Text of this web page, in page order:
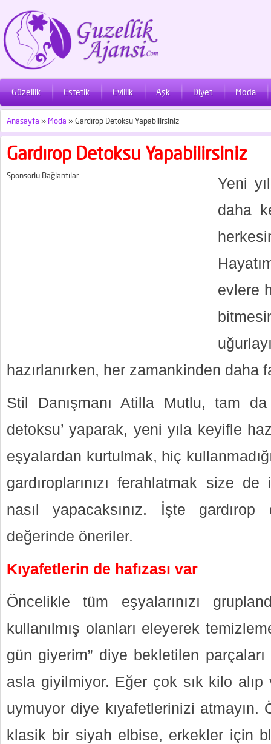
Güzellik Estetik Evlilik Aşk Diyet Moda
Anasayfa » Moda »Gardırop Detoksu Yapabilirsiniz
Gardırop Detoksu Yapabilirsiniz
Sponsorlu Bağlantılar
Yeni
daha
evlere
hazırlanırken, her zamankinden daha
Stil Danışmanı Atilla Mutlu, tam da
detoksu’ yaparak, yeni yıla keyifle
eşyalardan kurtulmak, hiç
gardıroplarınızı ferahlatmak size
nasıl yapacaksınız. İşte
değerinde öneriler.
Kıyafetlerin de hafızası var
Öncelikle tüm eşyalarınızı
kullanılmış olanları eleyerek
gün giyerim” diye bekletilen
asla giyilmiyor. Eğer çok sık kilo alıp
uymuyor diye kıyafetlerinizi atmayın.
klasik bir siyah elbise, erkekler için